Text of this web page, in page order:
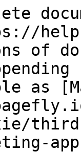
of
as